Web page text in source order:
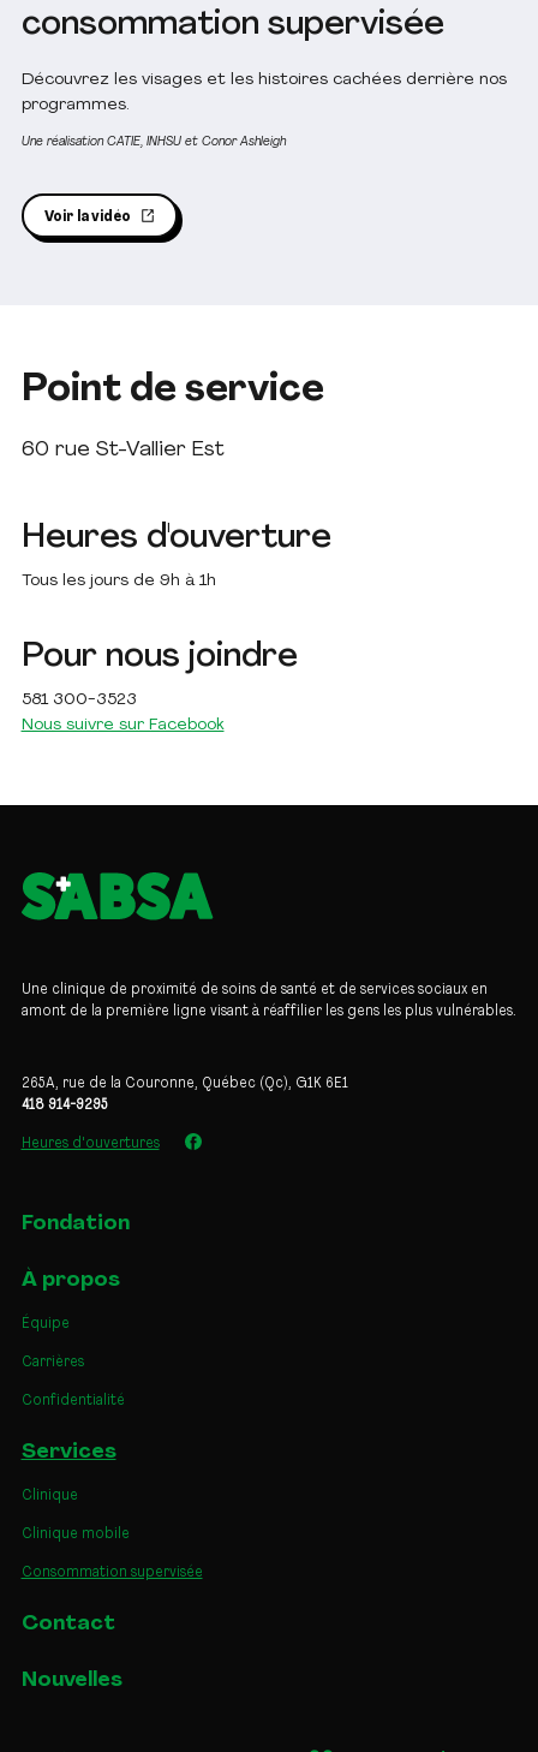
consommation supervisée
Découvrez les visages et les histoires cachées derrière nos
programmes.
Une réalisation CATIE, INHSU et Conor Ashleigh
Voir la vidéo
Point de service
60 rue St-Vallier Est
Heures d'ouverture
Tous les jours de 9h à 1h
Pour nous joindre
581 300-3523
Nous suivre sur Facebook
Une clinique de proximité de soins de santé et de services sociaux en
amont de la première ligne visant à réaffilier les gens les plus vulnérables.
265A, rue de la Couronne, Québec (Qc), G1K 6E1
418 914-9295
Heures d'ouvertures
Fondation
À propos
Équipe
Carrières
Confidentialité
Services
Clinique
Clinique mobile
Consommation supervisée
Contact
Nouvelles